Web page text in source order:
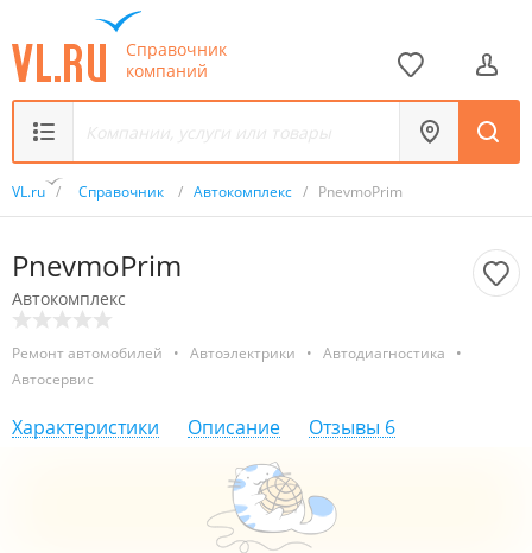
Справочник
компаний
VL.ru / Справочник / Автокомплекс / PnevmoPrim
PnevmoPrim
Автокомплекс
Ремонт автомобилей • Автоэлектрики • Автодиагностика
•
Автосервис
Характеристики Описание Отзывы 6